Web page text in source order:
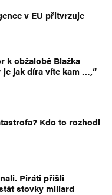
v EU přitvrzuje
k obžalobě Blažka
je jak díra víte kam …,“
Kdo to rozhodl
Piráti přišli
stovky miliard